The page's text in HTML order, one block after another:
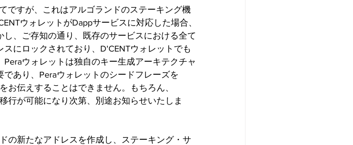
ですが、これはアルゴランドのステーキング機
ウォレットがDappサービスに対応した場合、
、ご存知の通り、既存のサービスにおける全て
にロックされており、D'CENTウォレットでも
ウォレットは独自のキー生成アーキテクチャ
あり、Peraウォレットのシードフレーズを
お伝えすることはできません。もちろん、
行が可能になり次第、別途お知らせいたしま
の新たなアドレスを作成し、ステーキング・サ